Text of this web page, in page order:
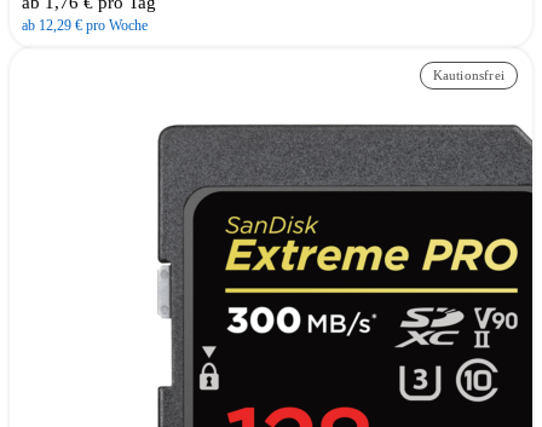
ab 12,29 € pro Woche
Kautionsfrei